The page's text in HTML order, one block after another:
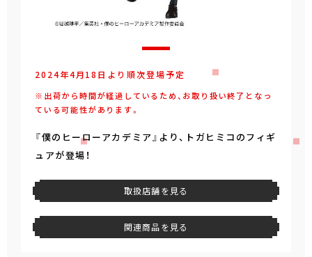
2024年4月18日より順次登場予定
※出荷から時間が経過しているため、お取り扱い終了となっ
ている可能性があります。
『僕のヒーローアカデミア』より、トガヒミコのフィギ
ュアが登場！
取扱店舗を見る
関連商品を見る